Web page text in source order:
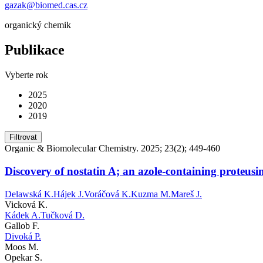
gazak@biomed.cas.cz
organický chemik
Publikace
Vyberte rok
2025
2020
2019
Filtrovat
Organic & Biomolecular Chemistry. 2025; 23(2); 449-460
Discovery of nostatin A; an azole-containing
Delawská K.Hájek J.Voráčová K.Kuzma M.Mareš J.
Vicková K.
Kádek A.Tučková D.
Gallob F.
Divoká P.
Moos M.
Opekar S.